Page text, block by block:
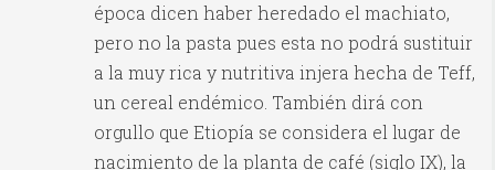
época dicen haber heredado el machiato,
pero no la pasta pues esta no podrá sustituir
a la muy rica y nutritiva injera hecha de Teff,
un cereal endémico. También dirá con
orgullo que Etiopía se considera el lugar de
nacimiento de la planta de café (siglo IX), la